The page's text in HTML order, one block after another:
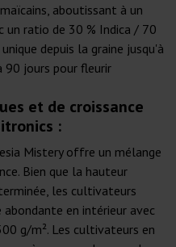
aboutissant à un
un ratio de 30 % Indica / 70
depuis la graine jusqu'à
90 jours pour fleurir
et de croissance
:
Mistery offre un mélange
Bien que la hauteur
les cultivateurs
en intérieur avec
g/m². Les cultivateurs en